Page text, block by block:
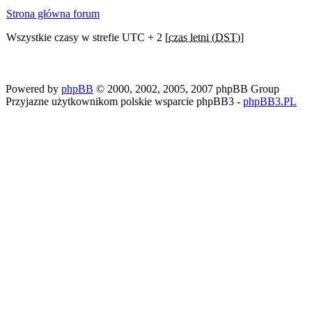
Strona główna forum
Wszystkie czasy w strefie UTC + 2 [czas letni (DST)]
Powered by phpBB © 2000, 2002, 2005, 2007 phpBB Group
Przyjazne użytkownikom polskie wsparcie phpBB3 - phpBB3.PL